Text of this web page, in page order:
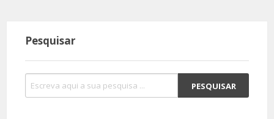
Pesquisar